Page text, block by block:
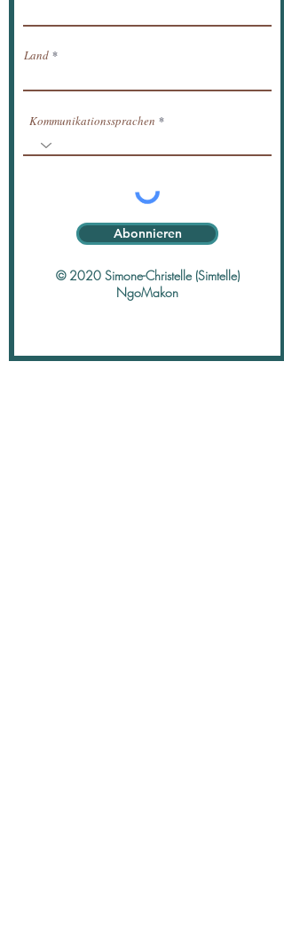
Land
Kommunikationssprachen
Abonnieren
© 2020 Simone-Christelle (Simtelle)
NgoMakon